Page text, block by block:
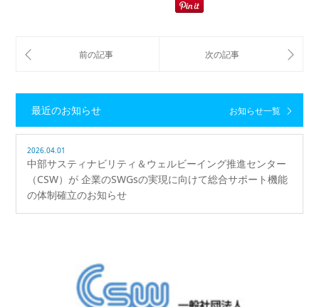
最近のお知らせ お知らせ一覧
2026.04.01
中部サスティナビリティ＆ウェルビーイング推進センター
（CSW）が 企業のSWGsの実現に向けて総合サポート機能
の体制確立のお知らせ